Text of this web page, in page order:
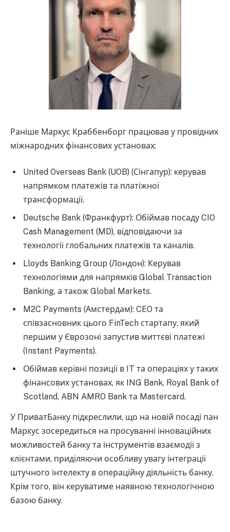
Раніше Маркус Краббенборг працював у провідних
міжнародних фінансових установах:
United Overseas Bank (UOB) (Сінгапур): керував
напрямком платежів та платіжної
трансформації.
Deutsche Bank (Франкфурт): Обіймав посаду CIO
Cash Management (MD), відповідаючи за
технології глобальних платежів та каналів.
Lloyds Banking Group (Лондон): Керував
технологіями для напрямків Global Transaction
Banking, а також Global Markets.
M2C Payments (Амстердам): CEO та
співзасновник цього FinTech стартапу, який
першим у Єврозоні запустив миттєві платежі
(Instant Payments).
Обіймав керівні позиції в IT та операціях у таких
фінансових установах, як ING Bank, Royal Bank of
Scotland, ABN AMRO Bank та Mastercard.
У ПриватБанку підкреслили, що на новій посаді пан
Маркус зосередиться на просуванні інноваційних
можливостей банку та інструментів взаємодії з
клієнтами, приділяючи особливу увагу інтеграції
штучного інтелекту в операційну діяльність банку.
Крім того, він керуватиме наявною технологічною
базою банку.